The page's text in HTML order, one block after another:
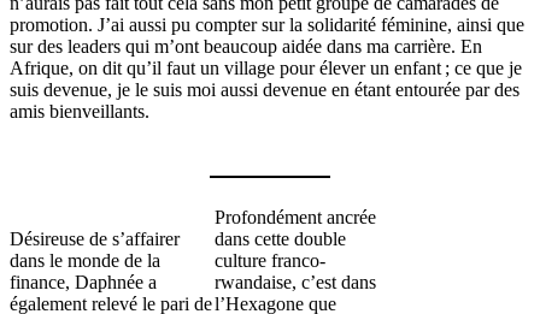
promotion. J’ai aussi pu compter sur la solidarité féminine, ainsi que
sur des leaders qui m’ont beaucoup aidée dans ma carrière. En
Afrique, on dit qu’il faut un village pour élever un enfant ; ce que je
suis devenue, je le suis moi aussi devenue en étant entourée par des
amis bienveillants.
Désireuse de s’affairer
dans le monde de la
finance, Daphnée a
également relevé le pari de
Profondément ancrée
dans cette double
culture franco-
rwandaise, c’est dans
l’Hexagone que